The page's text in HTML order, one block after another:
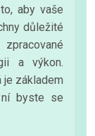
aby vaše
důležité
a výkon.
je základem
ní byste se